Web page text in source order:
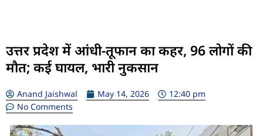
उत्तर प्रदेश में आंधी-तूफान का कहर, 96 लोगों की
मौत; कई घायल, भारी नुकसान
Anand Jaishwal May 14, 2026
12:40 pm
No Comments